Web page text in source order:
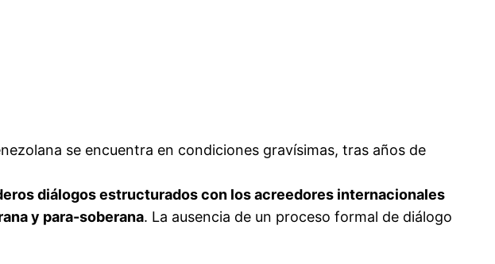
se encuentra en condiciones gravísimas, tras años de
diálogos estructurados con los acreedores internacionales
y para-soberana. La ausencia de un proceso formal de diálogo